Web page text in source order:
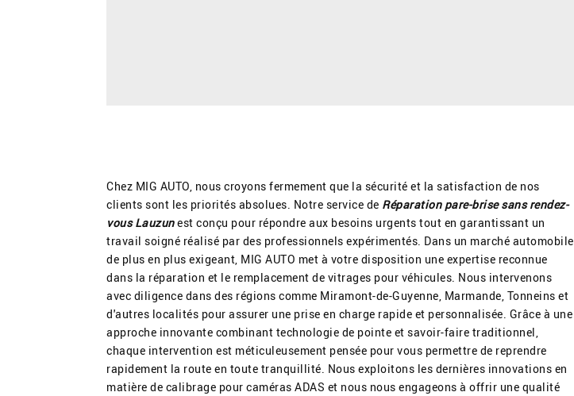
Chez MIG AUTO, nous croyons fermement que la sécurité et la satisfaction de nos
clients sont les priorités absolues. Notre service de Réparation pare-brise sans rendez-
vous Lauzunest conçu pour répondre aux besoins urgents tout en garantissant un
travail soigné réalisé par des professionnels expérimentés. Dans un marché automobile
de plus en plus exigeant, MIG AUTO met à votre disposition une expertise reconnue
dans la réparation et le remplacement de vitrages pour véhicules. Nous intervenons
avec diligence dans des régions comme Miramont-de-Guyenne, Marmande, Tonneins et
d'autres localités pour assurer une prise en charge rapide et personnalisée. Grâce à une
approche innovante combinant technologie de pointe et savoir-faire traditionnel,
chaque intervention est méticuleusement pensée pour vous permettre de reprendre
rapidement la route en toute tranquillité. Nous exploitons les dernières innovations en
matière de calibrage pour caméras ADAS et nous nous engageons à offrir une qualité